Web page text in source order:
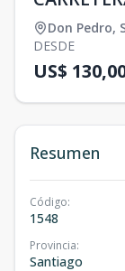
Don Pedro,
DESDE
US$
Resumen
Código:
1548
Provincia:
Santiago